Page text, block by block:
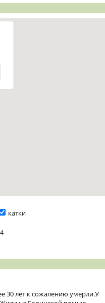
катки
30 лет к сожалению умерли.У